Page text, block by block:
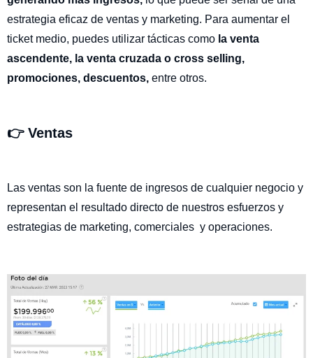
estrategia eficaz de ventas y marketing. Para aumentar el
ticket medio, puedes utilizar tácticas como la venta
ascendente, la venta cruzada o cross selling,
promociones, descuentos, entre otros.
👉 Ventas
Las ventas son la fuente de ingresos de cualquier negocio y
representan el resultado directo de nuestros esfuerzos y
estrategias de marketing, comerciales y operaciones.